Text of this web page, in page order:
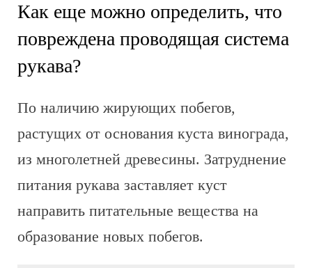
Как еще можно определить, что
повреждена проводящая система
рукава?
По наличию жирующих побегов,
растущих от основания куста винограда,
из многолетней древесины. Затруднение
питания рукава заставляет куст
направить питательные вещества на
образование новых побегов.